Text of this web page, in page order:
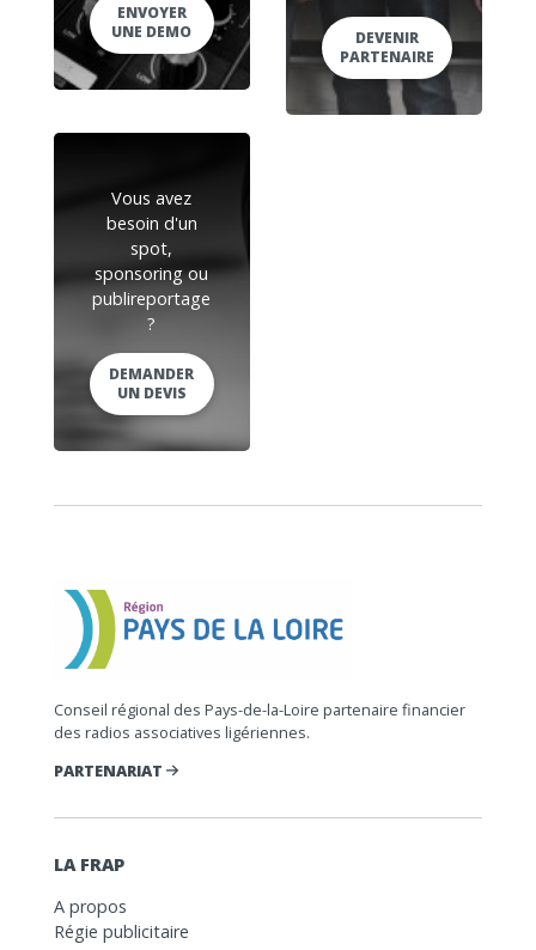
ENVOYER
UNE DEMO
DEVENIR
PARTENAIRE
Vous avez
besoin d'un
spot,
sponsoring ou
publireportage
?
DEMANDER
UN DEVIS
Conseil régional des Pays-de-la-Loire partenaire financier
des radios associatives ligériennes.
PARTENARIAT
LA FRAP
A propos
Régie publicitaire